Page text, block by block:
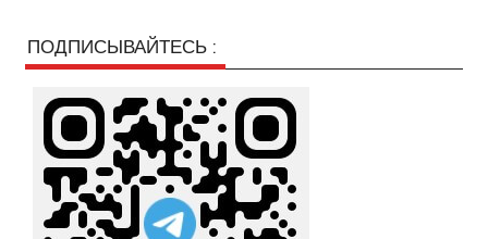
ПОДПИСЫВАЙТЕСЬ :